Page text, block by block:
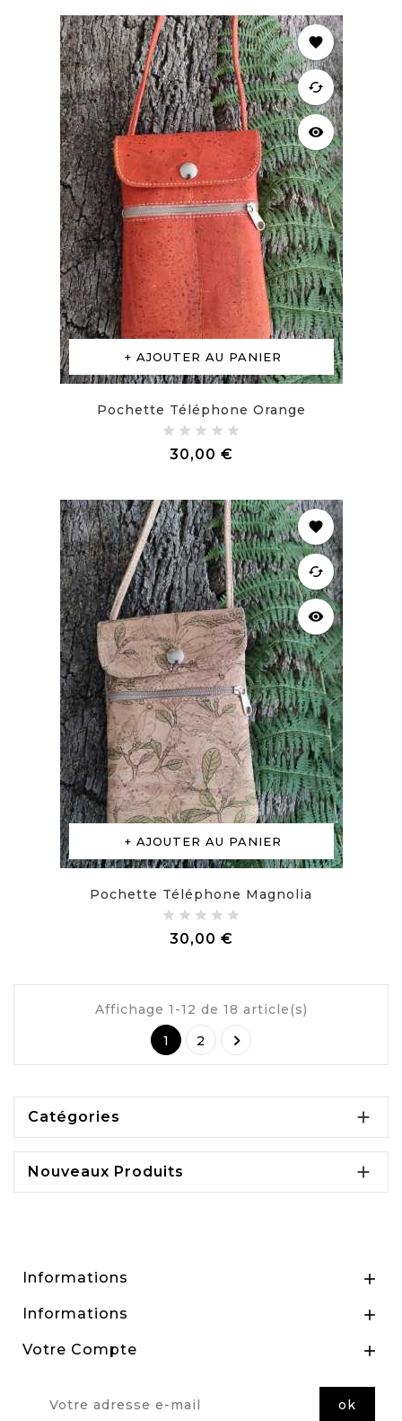
AJOUTER AU PANIER
favorite
cached
visibility
Pochette Téléphone Orange
30,00 €Prix
AJOUTER AU PANIER
favorite
cached
visibility
Pochette Téléphone Magnolia
30,00 €Prix
Affichage 1-12 de 18 article(s)
1
2 
Catégories 
Nouveaux Produits 
Informations 
Informations 
Votre Compte 